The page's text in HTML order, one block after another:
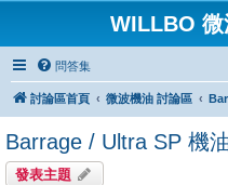
WILLBO 微
問答集
討論區首頁 微波機油 討論區
Barrage / Ultra SP 機
發表主題